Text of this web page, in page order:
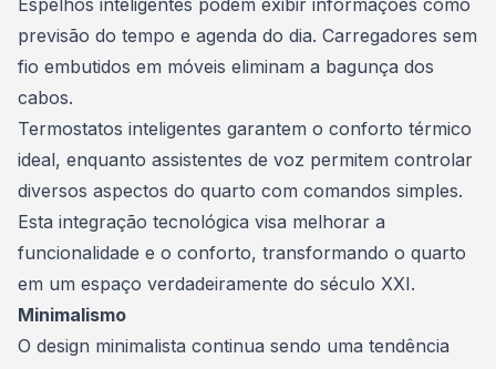
Espelhos inteligentes podem exibir informações como
previsão do tempo e agenda do dia. Carregadores sem
fio embutidos em móveis eliminam a bagunça dos
cabos.
Termostatos inteligentes garantem o conforto térmico
ideal, enquanto assistentes de voz permitem controlar
diversos aspectos do quarto com comandos simples.
Esta integração tecnológica visa melhorar a
funcionalidade e o conforto, transformando o quarto
em um espaço verdadeiramente do século XXI.
Minimalismo
O design minimalista continua sendo uma tendência